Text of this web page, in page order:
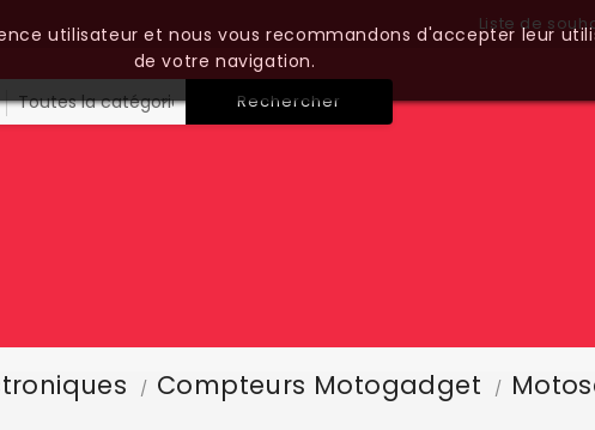
Liste de
Rechercher
utilisateur et nous vous recommandons d'accepter leur
de votre navigation.
Compteurs Motogadget